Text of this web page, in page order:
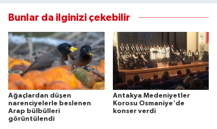
Bunlar da ilginizi çekebilir
Ağaçlardan düşen
narenciyelerle beslenen
Arap bülbülleri
görüntülendi
Antakya Medeniyetler
Korosu Osmaniye'de
konser verdi